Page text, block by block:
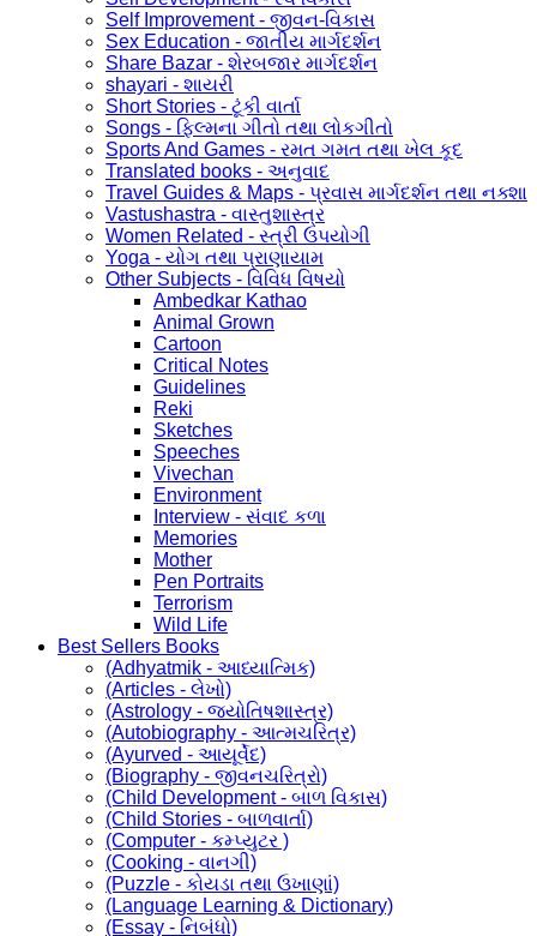
Self Improvement - જીવન-વિકાસ
Sex Education - જાતીય માર્ગદર્શન
Share Bazar - શેરબજાર માર્ગદર્શન
shayari - શાયરી
Short Stories - ટૂંકી વાર્તા
Songs - ફિલ્મના ગીતો તથા લોકગીતો
Sports And Games - રમત ગમત તથા ખેલ કૂદ
Translated books - અનુવાદ
Travel Guides & Maps - પ્રવાસ માર્ગદર્શન તથા નક્શા
Vastushastra - વાસ્તુશાસ્ત્ર
Women Related - સ્ત્રી ઉપયોગી
Yoga - યોગ તથા પ્રાણાયામ
Other Subjects - વિવિધ વિષયો
Ambedkar Kathao
Animal Grown
Cartoon
Critical Notes
Guidelines
Reki
Sketches
Speeches
Vivechan
Environment
Interview - સંવાદ કળા
Memories
Mother
Pen Portraits
Terrorism
Wild Life
Best Sellers Books
(Adhyatmik - આધ્યાત્મિક)
(Articles - લેખો)
(Astrology - જ્યોતિષશાસ્ત્ર)
(Autobiography - આત્મચરિત્ર)
(Ayurved - આયૂર્વેદ)
(Biography - જીવનચરિત્રો)
(Child Development - બાળ વિકાસ)
(Child Stories - બાળવાર્તા)
(Computer - કમ્પ્યુટર )
(Cooking - વાનગી)
(Puzzle - કોયડા તથા ઉખાણાં)
(Language Learning & Dictionary)
(Essay - નિબંધો)